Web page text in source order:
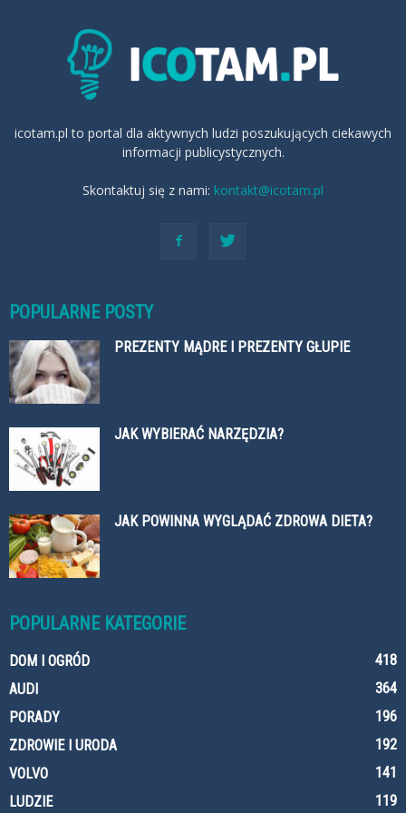
icotam.pl to portal dla aktywnych ludzi poszukujących ciekawych
informacji publicystycznych.
Skontaktuj się z nami: kontakt@icotam.pl
POPULARNE POSTY
PREZENTY MĄDRE I PREZENTY GŁUPIE
JAK WYBIERAĆ NARZĘDZIA?
JAK POWINNA WYGLĄDAĆ ZDROWA DIETA?
POPULARNE KATEGORIE
DOM I OGRÓD
418
AUDI
364
PORADY
196
ZDROWIE I URODA
192
VOLVO
141
LUDZIE
119